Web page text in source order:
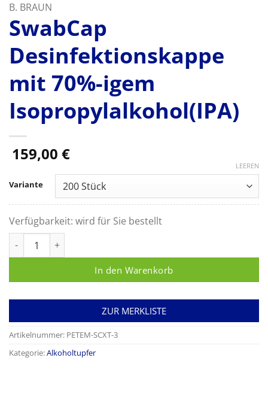
B. BRAUN
SwabCap
Desinfektionskappe
mit 70%-igem
Isopropylalkohol(IPA)
159,00 €
Variante
LEEREN
Verfügbarkeit: wird für Sie bestellt
In den Warenkorb
ZUR MERKLISTE
Artikelnummer: PETEM-SCXT-3
Kategorie:Alkoholtupfer